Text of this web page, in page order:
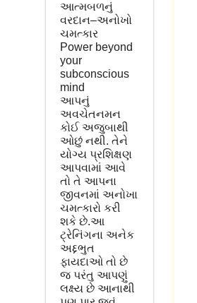
આત્મબળનું
વરદાન–અનોખો
ચમત્કાર
Power beyond
your
subconscious
mind
આપનું
અવચેતનમન
કોઈ અજુબાથી
ઓછું નથી. તેને
યોગ્ય પ્રશિક્ષણ
આપવામાં આવે
તો તે આપના
જીવનમાં અનોખા
ચમત્કારો કરી
શકે છે.આ
ટ્રેનિંગના અનેક
અદ્દભુત
ફાયદાઓ તો છે
જ પરંતુ આપણું
લક્ષ્ય છે આનાથી